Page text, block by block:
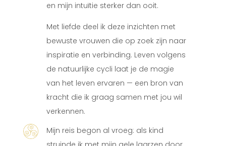
en mijn intuïtie sterker dan ooit.
Met liefde deel ik deze inzichten met
bewuste vrouwen die op zoek zijn naar
inspiratie en verbinding. Leven volgens
de natuurlijke cycli laat je de magie
van het leven ervaren — een bron van
kracht die ik graag samen met jou wil
verkennen.
Mijn reis begon al vroeg: als kind